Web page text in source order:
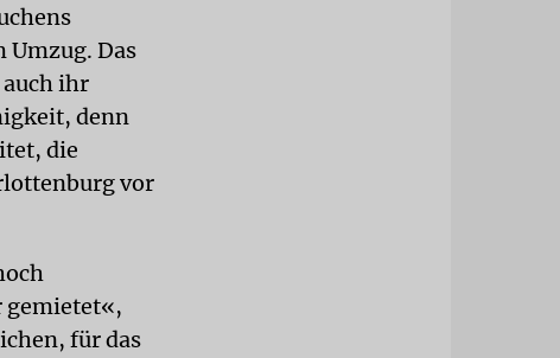
Umzug. Das
ihr
denn
die
vor
gemietet«,
für das